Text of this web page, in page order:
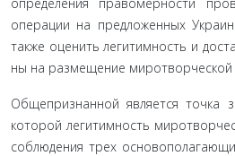
операции на предложенных
также оценить легитимность и
ны на размещение миротворческой
Общепризнанной является точка
которой легитимность
соблюдения трех